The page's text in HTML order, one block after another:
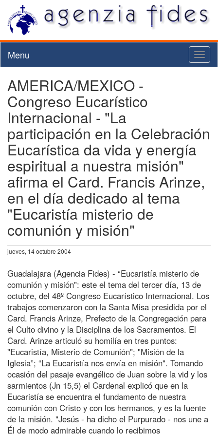
Menu
AMERICA/MEXICO -
Congreso Eucarístico
Internacional - "La
participación en la Celebración
Eucarística da vida y energía
espiritual a nuestra misión"
afirma el Card. Francis Arinze,
en el día dedicado al tema
"Eucaristía misterio de
comunión y misión"
jueves, 14 octubre 2004
Guadalajara (Agencia Fides) - “Eucaristía misterio de
comunión y misión": este el tema del tercer día, 13 de
octubre, del 48º Congreso Eucarístico Internacional. Los
trabajos comenzaron con la Santa Misa presidida por el
Card. Francis Arinze, Prefecto de la Congregación para
el Culto divino y la Disciplina de los Sacramentos. El
Card. Arinze articuló su homilía en tres puntos:
"Eucaristía, Misterio de Comunión"; "Misión de la
Iglesia”; “La Eucaristía nos envía en misión". Tomando
ocasión del pasaje evangélico de Juan sobre la vid y los
sarmientos (Jn 15,5) el Cardenal explicó que en la
Eucaristía se encuentra el fundamento de nuestra
comunión con Cristo y con los hermanos, y es la fuente
de la misión. "Jesús - ha dicho el Purpurado - nos une a
Él de modo admirable cuando lo recibimos